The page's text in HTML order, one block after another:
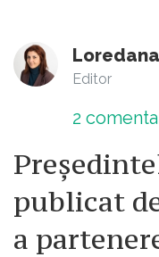
Editor
2
publicat
a